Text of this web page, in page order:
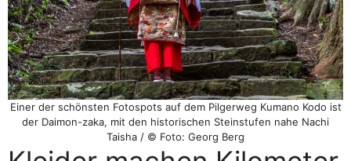
Einer der schönsten Fotospots auf dem Pilgerweg Kumano Kodo ist
der Daimon-zaka, mit den historischen Steinstufen nahe Nachi
Taisha / © Foto: Georg Berg